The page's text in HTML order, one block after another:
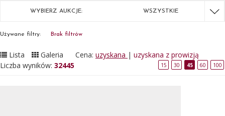
WYBIERZ AUKCJE: WSZYSTKIE
Używane filtry: Brak filtrów
Lista Galeria Cena: uzyskana | uzyskana z prowizją
Liczba wyników: 32445 15 30 45 60 100